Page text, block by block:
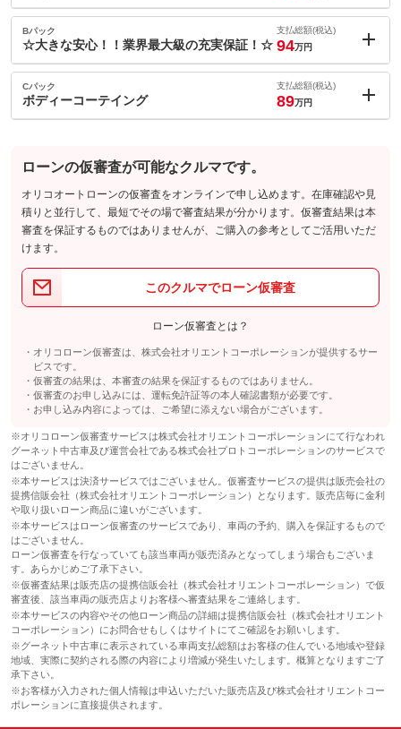
内：オプシ
ョン価格
(税込)
車両本体価
62.6万円
か？納車後もご安心してお乗り頂く為に納車前にお得に交換可能
となります！
備考
新しいお車でカーライフを過ごされる際にご一緒にいかがです
保証
修理回数・
上限金額
免責金 無し
保証修理受
付先
-
ロードサー
ビスの有無
無し
このパックの見積もり依頼（無料）
Bパック
☆大きな安心！！業界最大級の充実保証！☆
支払総額(税込)
94万円
内：オプシ
ョン価格
(税込)
車両本体価
パック内容
さらに安心サポート★プランのご選択可能となります！※あんし
んパック加入者に限ります。
備考
圧倒的な保証範囲
修理回数無制限
品についてはすべてが保証の対象です。（消耗品は除く）■あんし
わせ下さい。
保証項目 -
修理回数・
上限金額
-
免責金 無し
保証修理受
付先
-
ロードサー
ビスの有無
無し
このパックの見積もり依頼（無料）
Cパック
ボディーコーテイング
支払総額(税込)
89万円
車両本体価
格
パック内容
Ｇ’ＺＯＸの「リアルガラスコートＲ」撥水性ボディガラスコーテ
な水引きを実現。ウォータスポットや水アカ・汚れの固着を防止
備考
ィングを施工します。従来の親水性コートとは違いスピーディー
な水引きを実現。ウォータスポットや水アカ・汚れの固着を防止
し洗車後の
保証 保証無
保証項目 -
修理回数・
上限金額
-
免責金
保証修理受
付先
-
ロードサー
ビスの有無
無し
このパックの見積もり依頼（無料）
ローンの仮審査が可能なクルマです。
オリコオートローンの仮審査をオンラインで申し込めます。在庫確認や見
積りと並行して、最短でその場で審査結果が分かります。仮審査結果は本
審査を保証するものではありませんが、ご購入の参考としてご活用いただ
けます。
このクルマでローン仮審査
ローン仮審査とは？
オリコローン仮審査は、株式会社オリエントコーポレーションが提供するサー
ビスです。
仮審査の結果は、本審査の結果を保証するものではありません。
仮審査のお申し込みには、運転免許証等の本人確認書類が必要です。
お申し込み内容によっては、ご希望に添えない場合がございます。
※オリコローン仮審査サービスは株式会社オリエントコーポレーションにて行なわれ
グーネット中古車及び運営会社である株式会社プロトコーポレーションのサービスで
はございません。
※本サービスは決済サービスではございません。仮審査サービスの提供は販売会社の
提携信販会社（株式会社オリエントコーポレーション）となります。販売店毎に金利
や取り扱いローン商品に違いがございます。
※本サービスはローン仮審査のサービスであり、車両の予約、購入を保証するもので
はございません。
ローン仮審査を行なっていても該当車両が販売済みとなってしまう場合もございま
す。あらかじめご了承下さい。
※仮審査結果は販売店の提携信販会社（株式会社オリエントコーポレーション）で仮
審査後、該当車両の販売店よりお客様へ審査結果をご連絡します。
※本サービスの内容やその他ローン商品の詳細は提携信販会社（株式会社オリエント
コーポレーション）にお問合せもしくはサイトにてご確認をお願いします。
※グーネット中古車に表示されている車両支払総額はお客様の住んでいる地域や登録
地域、実際に契約される際の内容により増減が発生いたします。概算となりますご了
承下さい。
※お客様が入力された個人情報は申込いただいた販売店及び株式会社オリエントコー
ポレーションに直接提供されます。